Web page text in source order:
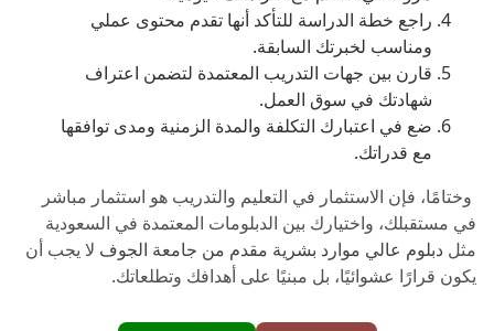
راجع خطة الدراسة للتأكد أنها تقدم محتوى عملي
ومناسب لخبرتك السابقة.
قارن بين جهات التدريب المعتمدة لتضمن اعتراف
شهادتك في سوق العمل.
ضع في اعتبارك التكلفة والمدة الزمنية ومدى توافقها
مع قدراتك.
وختامًا، فإن الاستثمار في التعليم والتدريب هو استثمار مباشر
في مستقبلك، واختيارك بين الدبلومات المعتمدة في السعودية
مثل دبلوم عالي موارد بشرية مقدم من جامعة الجوف لا يجب أن
يكون قرارًا عشوائيًا، بل مبنيًا على أهدافك وتطلعاتك.